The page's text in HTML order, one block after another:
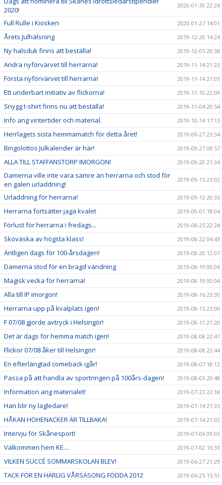
2020!
2020-01-30 22:24
Full Rulle i Kiosken 2020-01-27 14:01
Årets Julhälsning 2019-12-20 14:24
Ny halsduk finns att beställa! 2019-12-05 20:38
Andra nyförvärvet till herrarna! 2019-11-14 21:23
Första nyförvärvet till herrarna! 2019-11-14 21:03
Ett underbart initiativ av flickorna! 2019-11-10 22:09
Snygg t-shirt finns nu att beställa! 2019-11-04 20:54
Info ang vintertider och material. 2019-10-14 17:13
Herrlagets sista hemmamatch för detta året! 2019-09-27 23:34
Bingolottos Julkalender är här! 2019-09-27 08:57
ALLA TILL STAFFANSTORP IMORGON! 2019-09-20 21:34
Damerna ville inte vara sämre än herrarna och stod för
en galen urladdning!
2019-09-15 23:02
Urladdning för herrarna! 2019-09-13 20:35
Herrarna fortsätter jaga kvalet 2019-09-01 18:04
Förlust för herrarna i fredags... 2019-08-25 22:24
Skoväska av högsta klass! 2019-08-22 04:43
Äntligen dags för 100-årsdagen! 2019-08-20 12:07
Damerna stod för en bragd vändning 2019-08-19 00:06
Magisk vecka för herrarna! 2019-08-19 00:04
Alla till IP imorgon! 2019-08-16 23:30
Herrarna upp på kvalplats igen! 2019-08-15 23:00
F 07/08 gjorde avtryck i Helsingör! 2019-08-11 21:20
Det är dags för hemma match igen! 2019-08-08 22:47
Flickor 07/08 åker till Helsingör! 2019-08-08 22:44
En efterlängtad comeback igår! 2019-08-07 18:12
Passa på att handla av sportringen på 100års-dagen! 2019-08-03 20:48
Information ang materialet! 2019-07-23 22:18
Han blir ny lagledare! 2019-07-14 21:35
HÅKAN HOHENACKER ÄR TILLBAKA! 2019-07-14 21:02
Intervju för Skånesport! 2019-07-06 09:03
Välkommen hem KE.... 2019-07-02 16:33
VILKEN SUCCÉ SOMMARSKOLAN BLEV! 2019-06-27 21:29
TACK FÖR EN HÄRLIG VÅRSÄSONG FÖDDA 2012 2019-06-25 15:51